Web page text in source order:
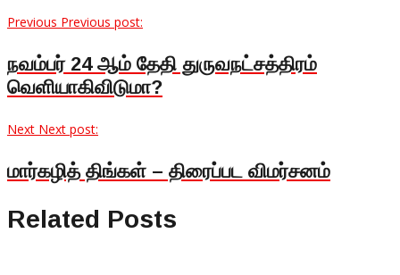
Previous Previous post:
நவம்பர் 24 ஆம் தேதி துருவநட்சத்திரம்
வெளியாகிவிடுமா?
Next Next post:
மார்கழித் திங்கள் – திரைப்பட விமர்சனம்
Related Posts